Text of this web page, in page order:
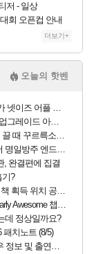
저 - 일상
회 오픈컵 안내
더보기+
오늘의 핫벤
플 달력에 일정 등록
템 획득 위치 공략 (89개)
꾸르륵소리나는데
드필드 [펠리카] 판매 예정
, 완결편에 집결
기?
략 (36개) - 미식가 도전과제
챕터 1 트레일러
데 정상일까요?
패치노트 (8/5)
및 출연작 모음